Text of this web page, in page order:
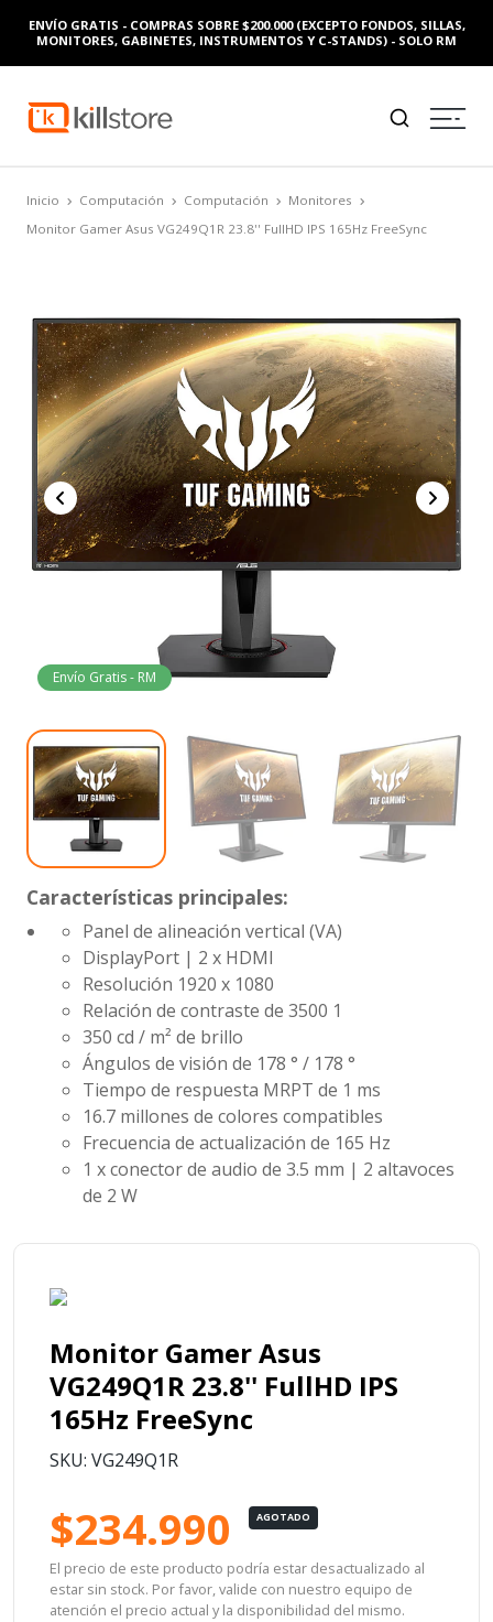
ENVÍO GRATIS - COMPRAS SOBRE $200.000 (EXCEPTO FONDOS, SILLAS,
MONITORES, GABINETES, INSTRUMENTOS Y C-STANDS) - SOLO RM
Inicio Computación Computación
Monitores
Monitor Gamer Asus VG249Q1R 23.8'' FullHD IPS 165Hz FreeSync
Envío Gratis - RM
Características principales:
Panel de alineación vertical (VA)
DisplayPort | 2 x HDMI
Resolución 1920 x 1080
Relación de contraste de 3500 1
350 cd / m² de brillo
Ángulos de visión de 178 ° / 178 °
Tiempo de respuesta MRPT de 1 ms
16.7 millones de colores compatibles
Frecuencia de actualización de 165 Hz
1 x conector de audio de 3.5 mm | 2 altavoces
de 2 W
Monitor Gamer Asus
VG249Q1R 23.8'' FullHD IPS
165Hz FreeSync
SKU: VG249Q1R
$234.990 AGOTADO
El precio de este producto podría estar desactualizado al
estar sin stock. Por favor, valide con nuestro equipo de
atención el precio actual y la disponibilidad del mismo.